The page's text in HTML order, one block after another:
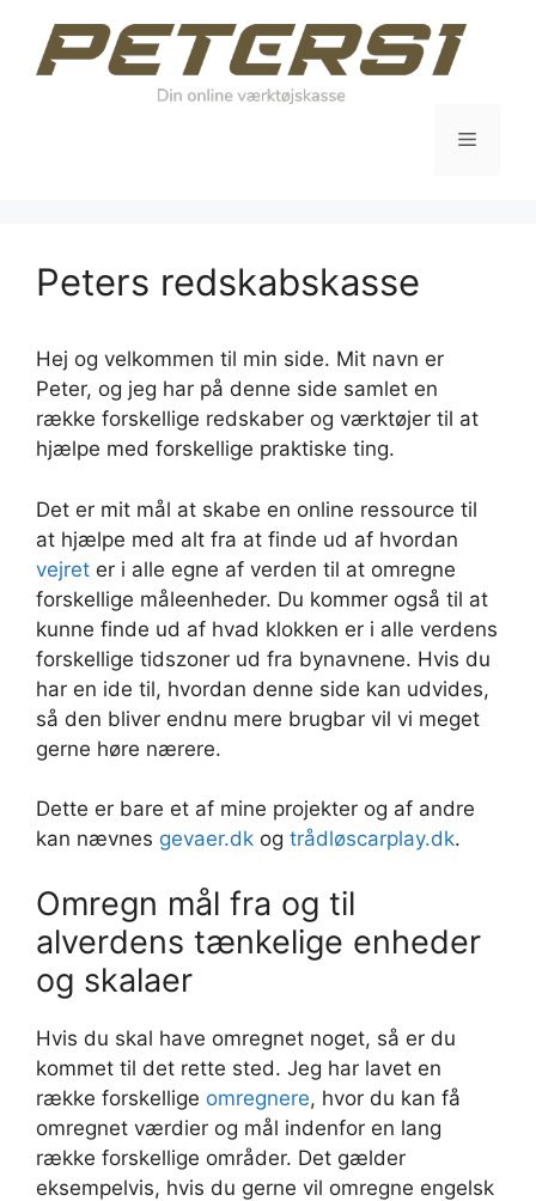
indhold
Menu
Peters redskabskasse
Hej og velkommen til min side. Mit navn er
Peter, og jeg har på denne side samlet en
række forskellige redskaber og værktøjer til at
hjælpe med forskellige praktiske ting.
Det er mit mål at skabe en online ressource til
at hjælpe med alt fra at finde ud af hvordan
vejret er i alle egne af verden til at omregne
forskellige måleenheder. Du kommer også til at
kunne finde ud af hvad klokken er i alle verdens
forskellige tidszoner ud fra bynavnene. Hvis du
har en ide til, hvordan denne side kan udvides,
så den bliver endnu mere brugbar vil vi meget
gerne høre nærere.
Dette er bare et af mine projekter og af andre
kan nævnes gevaer.dk og trådløscarplay.dk.
Omregn mål fra og til
alverdens tænkelige enheder
og skalaer
Hvis du skal have omregnet noget, så er du
kommet til det rette sted. Jeg har lavet en
række forskellige omregnere, hvor du kan få
omregnet værdier og mål indenfor en lang
række forskellige områder. Det gælder
eksempelvis, hvis du gerne vil omregne engelsk